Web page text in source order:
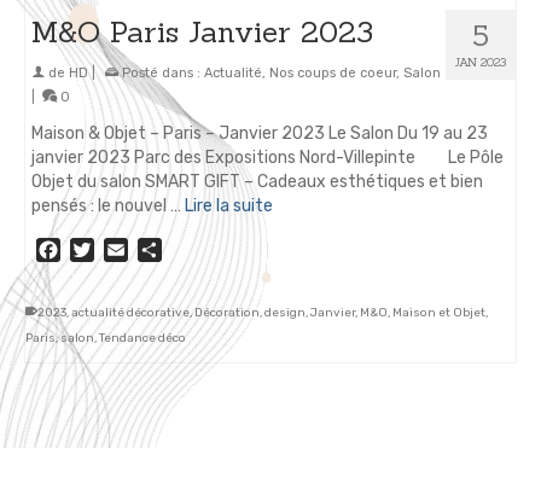
5
JAN 2023
M&O Paris Janvier 2023
de HD | Posté dans : Actualité, Nos coups de coeur, Salon
0
Maison & Objet – Paris – Janvier 2023 Le Salon Du 19 au 23
janvier 2023 Parc des Expositions Nord-Villepinte Le Pôle
Objet du salon SMART GIFT – Cadeaux esthétiques et bien
pensés : le nouvel … Lire la suite
Facebook
TwitterEmailPartager
2023,actualité décorative,Décoration,design,Janvier, M&O, Maison et Objet,
Paris,salon,Tendance déco